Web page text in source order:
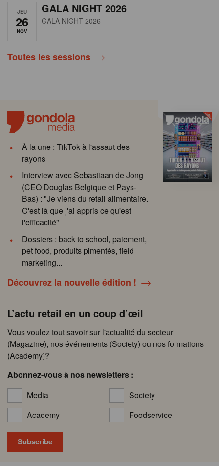
JEU
26
NOV
GALA NIGHT 2026
GALA NIGHT 2026
Toutes les sessions
À la une : TikTok à l'assaut des
rayons
Interview avec Sebastiaan de Jong
(CEO Douglas Belgique et Pays-
Bas) : "Je viens du retail alimentaire.
C'est là que j'ai appris ce qu'est
l'efficacité"
Dossiers : back to school, paiement,
pet food, produits pimentés, field
marketing...
Découvrez la nouvelle édition !
L’actu retail en un coup d’œil
Vous voulez tout savoir sur l'actualité du secteur
(Magazine), nos événements (Society) ou nos formations
(Academy)?
Abonnez-vous à nos newsletters :
Media
Society
Academy
Foodservice